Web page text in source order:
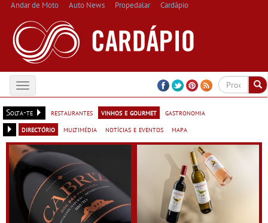
Andar de Moto Auto News Propedalar Cardápio
Toggle
navigation
Solta-te
restaurantes vinhos e gourmet
gastronomia
directório
multimédia notícias e eventos mapa